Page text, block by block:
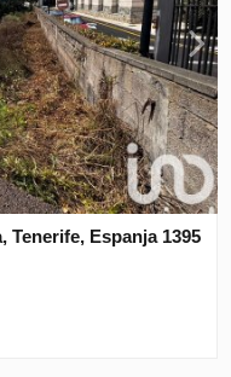
Tenerife, Espanja 1395